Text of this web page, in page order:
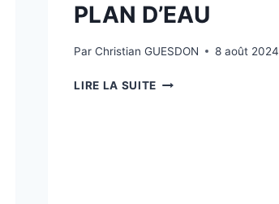
PLAN D’EAU
Par Christian GUESDON 8 août 2024
LIRE LA SUITE BSITROT